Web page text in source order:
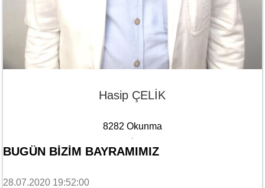
Hasip ÇELİK
8282 Okunma
BUGÜN BİZİM BAYRAMIMIZ
28.07.2020 19:52:00